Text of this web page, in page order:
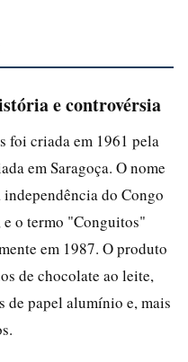
e controvérsia
foi criada em 1961 pela
em Saragoça. O nome
do Congo
o termo "Conguitos"
em 1987. O produto
de chocolate ao leite,
de papel alumínio e, mais